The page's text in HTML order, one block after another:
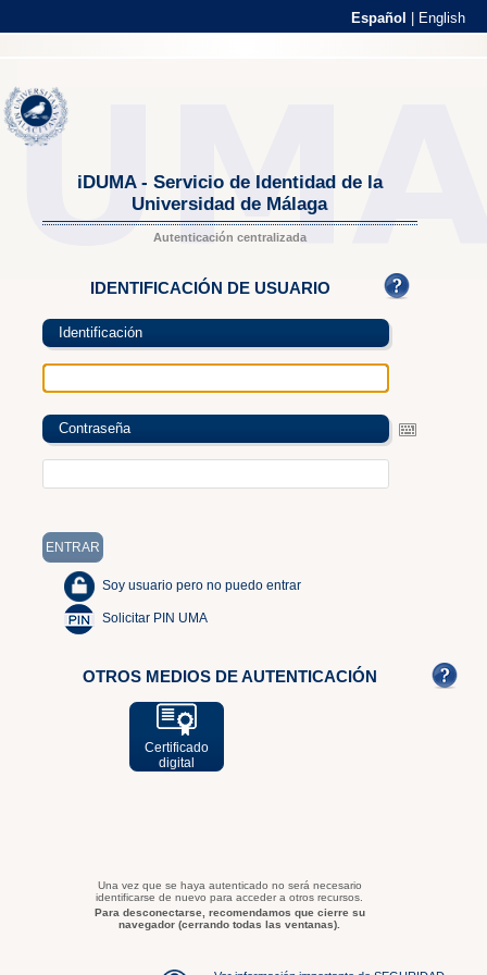
Español English
iDUMA - Servicio de Identidad de la
Universidad de Málaga
Autenticación centralizada
IDENTIFICACIÓN DE USUARIO
Identificación
Contraseña
Soy usuario pero no puedo entrar
Solicitar PIN UMA
OTROS MEDIOS DE AUTENTICACIÓN
Certificado
digital
Una vez que se haya autenticado no será necesario
identificarse de nuevo para acceder a otros recursos.
Para desconectarse, recomendamos que cierre su
navegador (cerrando todas las ventanas).